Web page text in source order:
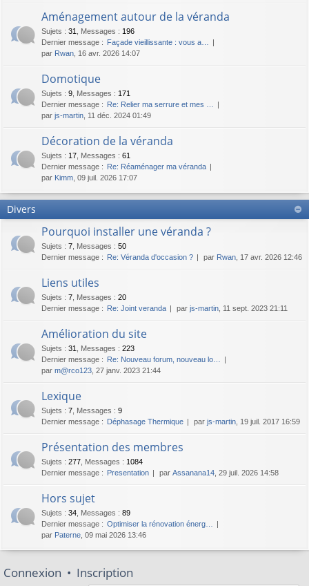
Aménagement autour de la véranda
Sujets : 31 Messages : 196
Dernier message : Façade vieillissante : vous a…
par Rwan , 16 avr. 2026 14:07
Domotique
Sujets : 9 Messages : 171
Dernier message : Re: Relier ma serrure et mes …
par js-martin , 11 déc. 2024 01:49
Décoration de la véranda
Sujets : 17 Messages : 61
Dernier message : Re: Réaménager ma véranda
par Kimm , 09 juil. 2026 17:07
Divers
Pourquoi installer une véranda ?
Sujets : 7 Messages : 50
Dernier message : Re: Véranda d'occasion ? par Rwan , 17 avr. 2026 12:46
Liens utiles
Sujets : 7 Messages : 20
Dernier message : Re: Joint veranda par js-martin , 11 sept. 2023 21:11
Amélioration du site
Sujets : 31 Messages : 223
Dernier message : Re: Nouveau forum, nouveau lo…
par m@rco123 , 27 janv. 2023 21:44
Lexique
Sujets : 7 Messages : 9
Dernier message : Déphasage Thermique par js-martin , 19 juil. 2017 16:59
Présentation des membres
Sujets : 277 Messages : 1084
Dernier message : Presentation par Assanana14 , 29 juil. 2026 14:58
Hors sujet
Sujets : 34 Messages : 89
Dernier message : Optimiser la rénovation énerg…
par Paterne , 09 mai 2026 13:46
Connexion • Inscription